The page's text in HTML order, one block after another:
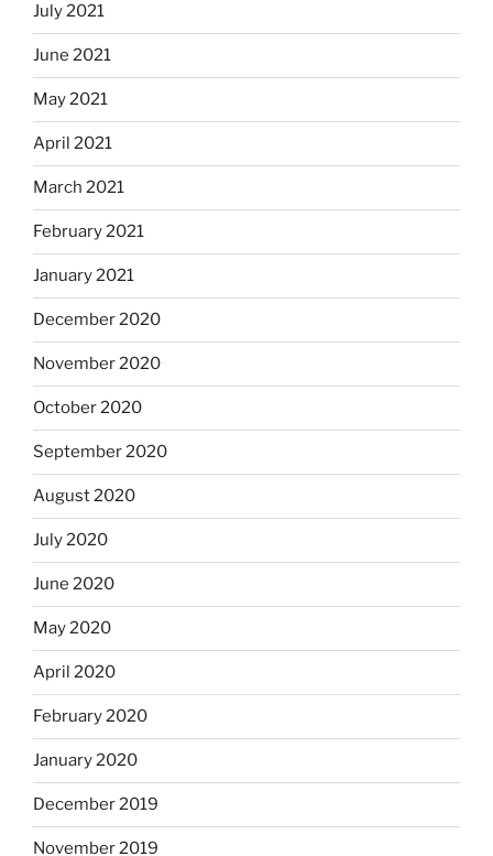
July 2021
June 2021
May 2021
April 2021
March 2021
February 2021
January 2021
December 2020
November 2020
October 2020
September 2020
August 2020
July 2020
June 2020
May 2020
April 2020
February 2020
January 2020
December 2019
November 2019